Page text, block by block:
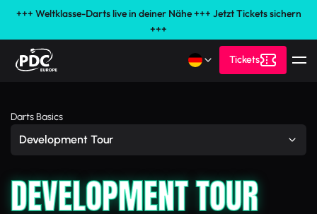
+++ Weltklasse-Darts live in deiner Nähe +++ Jetzt Tickets sichern
+++
Tickets
Darts Basics
Development Tour
DEVELOPMENT TOUR